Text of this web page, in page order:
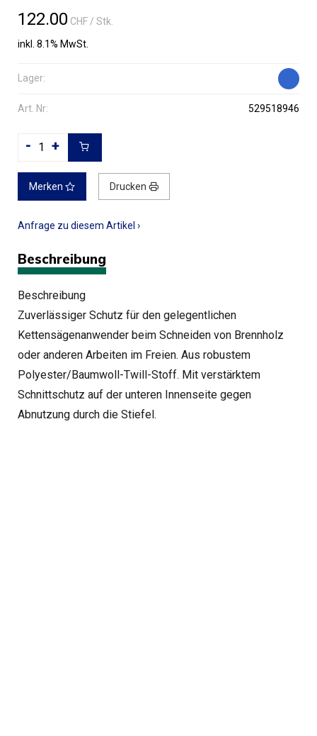
122.00 CHF/ Stk.
inkl. 8.1% MwSt.
Lager:
Art. Nr: 529518946
- +
Merken Drucken
Anfrage zu diesem Artikel ›
Beschreibung
Beschreibung
Zuverlässiger Schutz für den gelegentlichen
Kettensägenanwender beim Schneiden von Brennholz
oder anderen Arbeiten im Freien. Aus robustem
Polyester/Baumwoll-Twill-Stoff. Mit verstärktem
Schnittschutz auf der unteren Innenseite gegen
Abnutzung durch die Stiefel.